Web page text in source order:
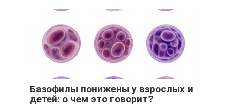
Базофилы понижены у взрослых и
детей: о чем это говорит?